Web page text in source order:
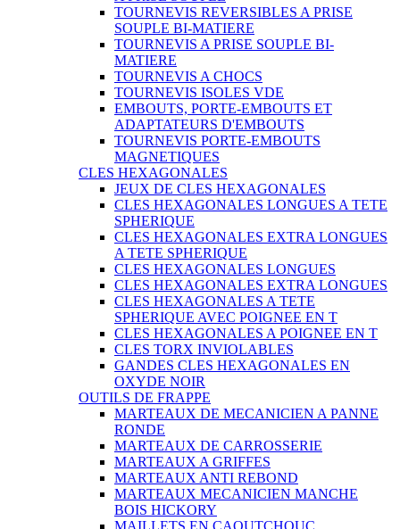
TOURNEVIS REVERSIBLES A PRISE
SOUPLE BI-MATIERE
TOURNEVIS A PRISE SOUPLE BI-
MATIERE
TOURNEVIS A CHOCS
TOURNEVIS ISOLES VDE
EMBOUTS, PORTE-EMBOUTS ET
ADAPTATEURS D'EMBOUTS
TOURNEVIS PORTE-EMBOUTS
MAGNETIQUES
CLES HEXAGONALES
JEUX DE CLES HEXAGONALES
CLES HEXAGONALES LONGUES A TETE
SPHERIQUE
CLES HEXAGONALES EXTRA LONGUES
A TETE SPHERIQUE
CLES HEXAGONALES LONGUES
CLES HEXAGONALES EXTRA LONGUES
CLES HEXAGONALES A TETE
SPHERIQUE AVEC POIGNEE EN T
CLES HEXAGONALES A POIGNEE EN T
CLES TORX INVIOLABLES
GANDES CLES HEXAGONALES EN
OXYDE NOIR
OUTILS DE FRAPPE
MARTEAUX DE MECANICIEN A PANNE
RONDE
MARTEAUX DE CARROSSERIE
MARTEAUX A GRIFFES
MARTEAUX ANTI REBOND
MARTEAUX MECANICIEN MANCHE
BOIS HICKORY